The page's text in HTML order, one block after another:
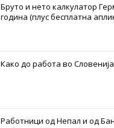
Бруто и нето калкулатор
година (плус бесплатна
Како до работа во Словенија
Работници од Непал и од